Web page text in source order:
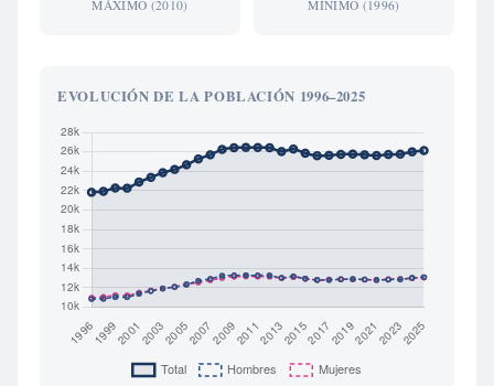
MÁXIMO (2010) MÍNIMO (1996)
EVOLUCIÓN DE LA POBLACIÓN 1996–2025